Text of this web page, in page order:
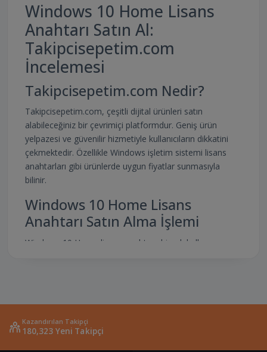
Windows 10 Home Lisans
Anahtarı Satın Al:
Takipcisepetim.com
İncelemesi
Takipcisepetim.com Nedir?
Takipcisepetim.com, çeşitli dijital ürünleri satın
alabileceğiniz bir çevrimiçi platformdur. Geniş ürün
yelpazesi ve güvenilir hizmetiyle kullanıcıların dikkatini
çekmektedir. Özellikle Windows işletim sistemi lisans
anahtarları gibi ürünlerde uygun fiyatlar sunmasıyla
bilinir.
Windows 10 Home Lisans
Anahtarı Satın Alma İşlemi
Windows 10 Home lisans anahtarı, birçok kullanıcının
gerçekleştirmek için gerekli adımları takip edebilirsiniz.
Kazandırılan Takipçi
180,323 Yeni Takipçi